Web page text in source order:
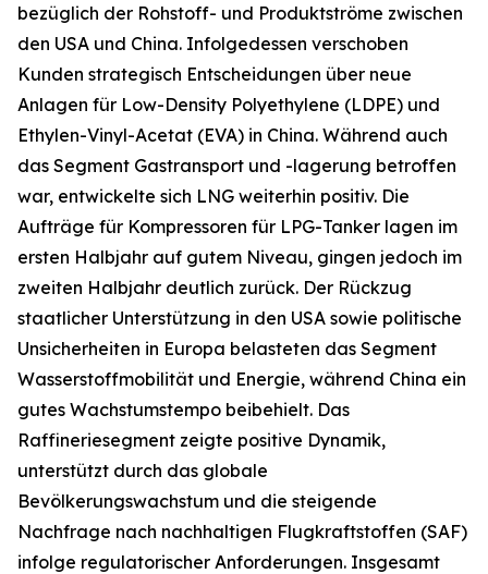
bezüglich der Rohstoff- und Produktströme zwischen
den USA und China. Infolgedessen verschoben
Kunden strategisch Entscheidungen über neue
Anlagen für Low-Density Polyethylene (LDPE) und
Ethylen-Vinyl-Acetat (EVA) in China. Während auch
das Segment Gastransport und -lagerung betroffen
war, entwickelte sich LNG weiterhin positiv. Die
Aufträge für Kompressoren für LPG-Tanker lagen im
ersten Halbjahr auf gutem Niveau, gingen jedoch im
zweiten Halbjahr deutlich zurück. Der Rückzug
staatlicher Unterstützung in den USA sowie politische
Unsicherheiten in Europa belasteten das Segment
Wasserstoffmobilität und Energie, während China ein
gutes Wachstumstempo beibehielt. Das
Raffineriesegment zeigte positive Dynamik,
unterstützt durch das globale
Bevölkerungswachstum und die steigende
Nachfrage nach nachhaltigen Flugkraftstoffen (SAF)
infolge regulatorischer Anforderungen. Insgesamt